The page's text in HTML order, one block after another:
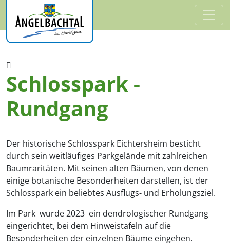
Schlosspark -
Rundgang
Der historische Schlosspark Eichtersheim besticht
durch sein weitläufiges Parkgelände mit zahlreichen
Baumraritäten. Mit seinen alten Bäumen, von denen
einige botanische Besonderheiten darstellen, ist der
Schlosspark ein beliebtes Ausflugs- und Erholungsziel.
Im Park wurde 2023 ein dendrologischer Rundgang
eingerichtet, bei dem Hinweistafeln auf die
Besonderheiten der einzelnen Bäume eingehen.